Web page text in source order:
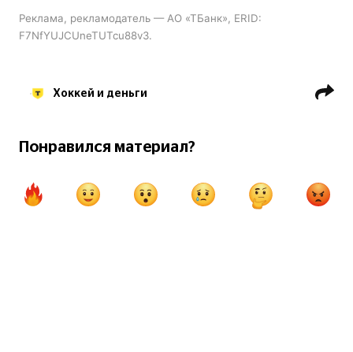
Реклама, рекламодатель — АО «ТБанк», ERID:
F7NfYUJCUneTUTcu88v3.
Хоккей и деньги
Антон Косолапов
Понравился материал?